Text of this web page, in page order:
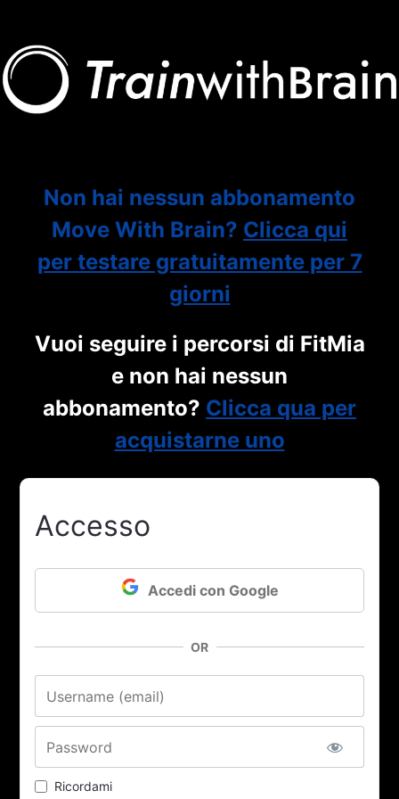
Non hai nessun abbonamento
Move With Brain? Clicca qui
per testare gratuitamente per 7
giorni
Vuoi seguire i percorsi di FitMia
e non hai nessun
abbonamento? Clicca qua per
acquistarne uno
Accesso
Accedi con Google
OR
Ricordami